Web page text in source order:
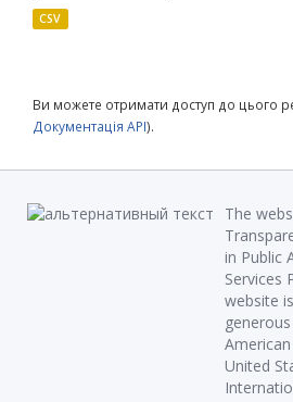
CSV
Ви можете отримати доступ до цього
Документація API).
The
in Public
Services
website
United